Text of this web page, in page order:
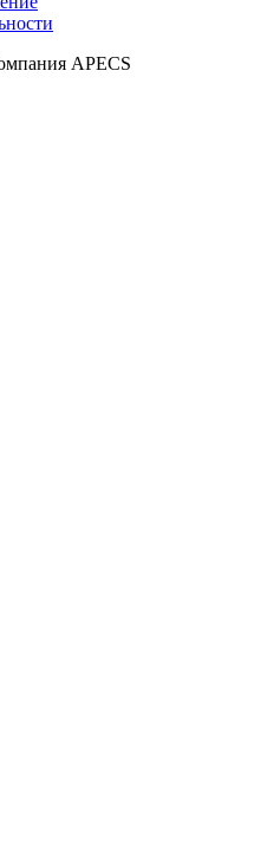
APECS